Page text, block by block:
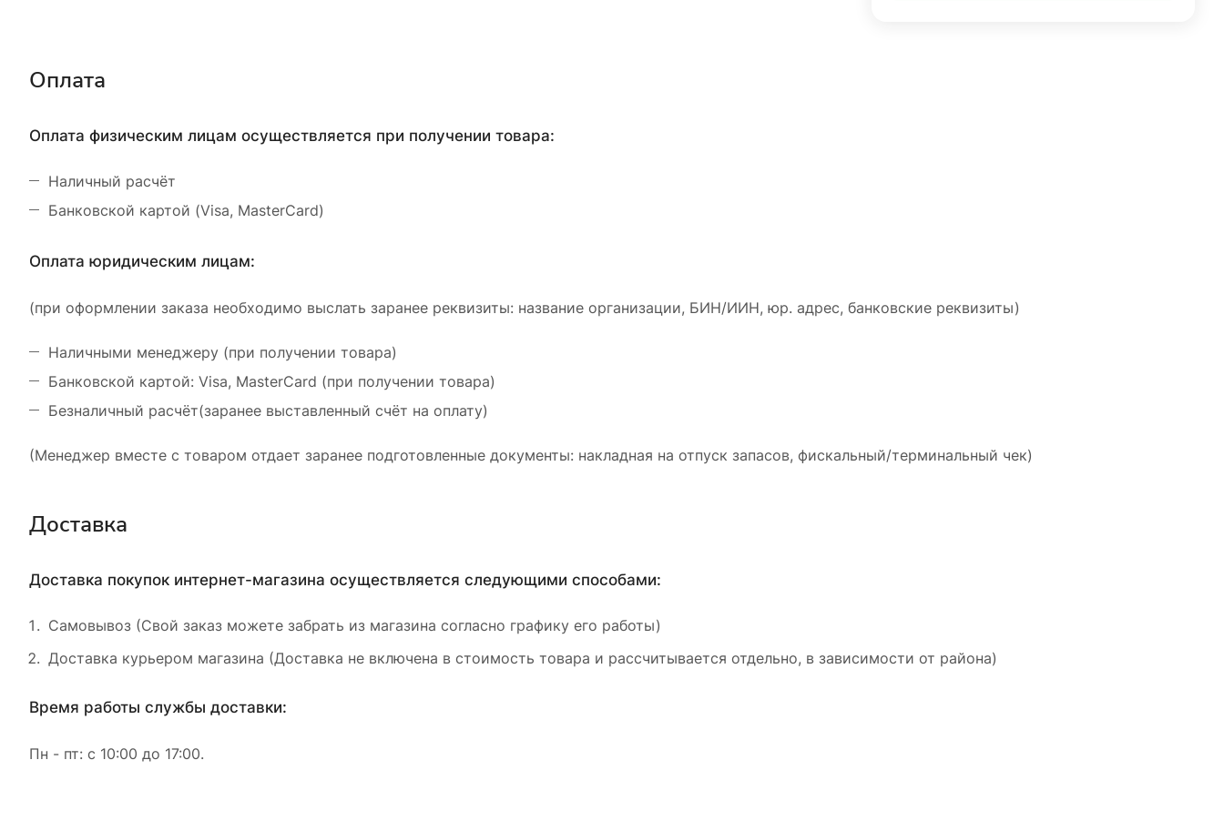
Оплата
Оплата физическим лицам осуществляется при получении товара:
Наличный расчёт
Банковской картой (Visa, MasterCard)
Оплата юридическим лицам:
(при оформлении заказа необходимо выслать заранее реквизиты: название организации, БИН/ИИН, юр. адрес, банковские реквизиты)
Наличными менеджеру (при получении товара)
Банковской картой: Visa, MasterCard (при получении товара)
Безналичный расчёт(заранее выставленный счёт на оплату)
(Менеджер вместе с товаром отдает заранее подготовленные документы: накладная на отпуск запасов, фискальный/терминальный чек)
Доставка
Доставка покупок интернет-магазина осуществляется следующими способами:
Самовывоз (Свой заказ можете забрать из магазина согласно графику его работы)
Доставка курьером магазина (Доставка не включена в стоимость товара и рассчитывается отдельно, в зависимости от района)
Время работы службы доставки:
Пн - пт: с 10:00 до 17:00.